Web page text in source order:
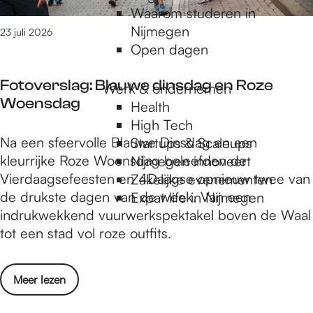
Waarom studeren in
Nijmegen
Open dagen
Werk & ondernemen
Health
High Tech
Startups & Scaleups
Nijmegen innoveert
Zakelijke evenementen
Expat life in Nijmegen
o
l
a
g
i
a
l
a
d
i
o
l
Fotoverslag: Blauwe dinsdag en Roze
Woensdag
23 juli 2026
F
o
t
o
v
e
s
l
Na een sfeervolle Blauwe Dinsdag en een
kleurrijke Roze Woensdag beleefden de
Vierdaagsefeesten en 4Daagse opnieuw twee van
de drukste dagen van de week. Van een
indrukwekkend vuurwerkspektakel boven de Waal
tot een stad vol roze outfits.
Meer lezen
o
v